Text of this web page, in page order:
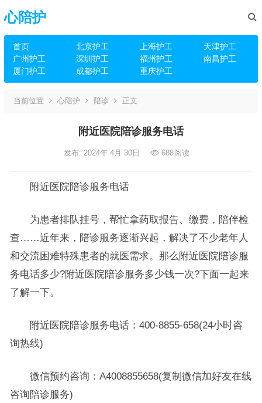
心陪护
首页 北京护工 上海护工
天津护工
广州护工
深圳护工 福州护工
南昌护工
厦门护工
成都护工 重庆护工
当前位置 心陪护 陪诊 正文
附近医院陪诊服务电话
发布: 2024年 4月 30日 688阅读
附近医院陪诊服务电话
为患者排队挂号，帮忙拿药取报告、缴费，陪伴检
查……近年来，陪诊服务逐渐兴起，解决了不少老年人
和交流困难特殊患者的就医需求。那么附近医院陪诊服
务电话多少?附近医院陪诊服务多少钱一次?下面一起来
了解一下。
附近医院陪诊服务电话：400-8855-658(24小时咨
询热线)
微信预约咨询：A4008855658(复制微信加好友在线
咨询陪诊服务)